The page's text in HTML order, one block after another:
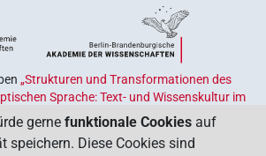
„Strukturen und Transformationen des
Sprache: Text- und Wissenskultur im
des von Bund und Ländern geförderten
, das der Erhaltung, Sicherung und
kulturellen Erbes dient. Koordiniert wird
gerne funktionale Cookies auf
speichern. Diese Cookies sind